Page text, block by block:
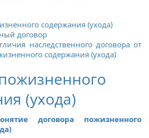
содержания (ухода)
договор
наследственного договора от
содержания (ухода)
(ухода)
договора пожизненного